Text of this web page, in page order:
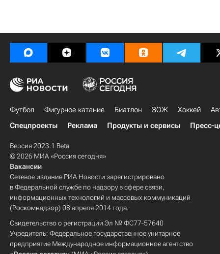
Футбол Фигурное катание Биатлон ЗОЖ Хоккей
Спецпроекты
Реклама Продукты и сервисы Пресс-
Версия 2023.1 Beta
© 2026 МИА «Россия сегодня»
Вакансии
Сетевое издание РИА Новости зарегистрировано
в Федеральной службе по надзору в сфере связи,
информационных технологий и массовых коммуникаций
(Роскомнадзор) 08 апреля 2014 года.
Свидетельство о регистрации Эл № ФС77-57640
Учредитель: Федеральное государственное унитарное
предприятие Международное информационное агентство